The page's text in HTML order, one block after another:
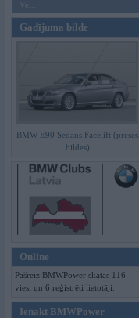
Vel...
Gadījuma bilde
BMW E90 Sedans Facelift (preses
bildes)
Online
Pašreiz BMWPower skatās 116
viesi un 6 reģistrēti lietotāji.
Ienākt BMWPower